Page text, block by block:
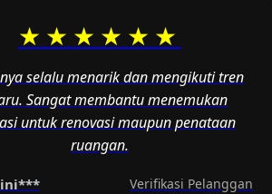
★★★★★★
selalu menarik dan mengikuti tren
Sangat membantu menemukan
untuk renovasi maupun penataan
ruangan.
Verifikasi Pelanggan